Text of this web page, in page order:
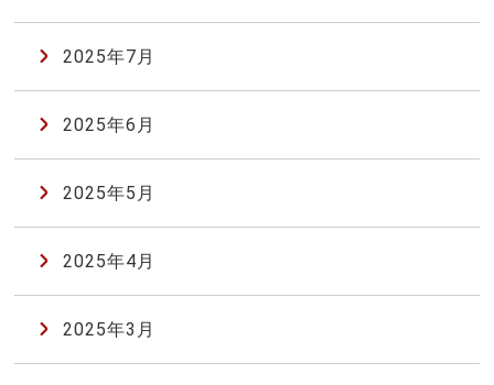
2025年7月
2025年6月
2025年5月
2025年4月
2025年3月